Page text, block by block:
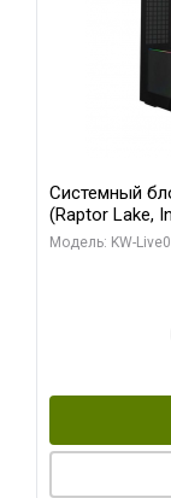
Системный
(Raptor Lake,
модуля)/ Afox
Модель: KW-